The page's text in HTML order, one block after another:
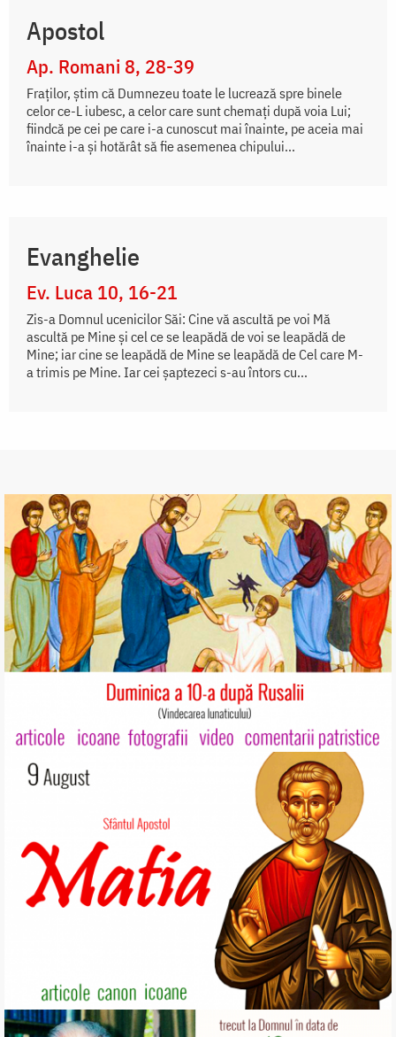
Apostol
Ap. Romani 8, 28-39
Fraţilor, ştim că Dumnezeu toate le lucrează spre binele
celor ce-L iubesc, a celor care sunt chemaţi după voia Lui;
fiindcă pe cei pe care i-a cunoscut mai înainte, pe aceia mai
înainte i-a şi hotărât să fie asemenea chipului...
Evanghelie
Ev. Luca 10, 16-21
Zis-a Domnul ucenicilor Săi: Cine vă ascultă pe voi Mă
ascultă pe Mine şi cel ce se leapădă de voi se leapădă de
Mine; iar cine se leapădă de Mine se leapădă de Cel care M-
a trimis pe Mine. Iar cei şaptezeci s-au întors cu...